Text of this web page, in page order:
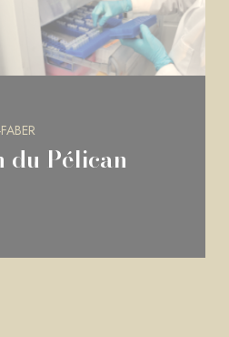
du Pélican